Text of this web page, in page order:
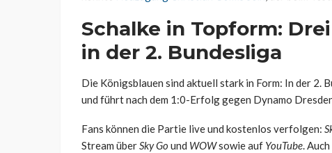
Schalke in Topform:
in der 2. Bundesliga
Die Königsblauen sind aktuell stark in Form: In der 2.
und führt nach dem 1:0-Erfolg gegen Dynamo
Fans können die Partie live und kostenlos verfolgen:
Stream überSky Go und WOWsowie auf YouTube.